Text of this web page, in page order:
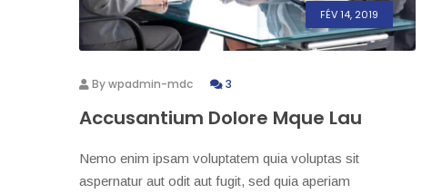
FÉV 14, 2019
Bywpadmin-mdc 3
Accusantium Dolore Mque Lau
Nemo enim ipsam voluptatem quia voluptas sit
aspernatur aut odit aut fugit, sed quia aperiam